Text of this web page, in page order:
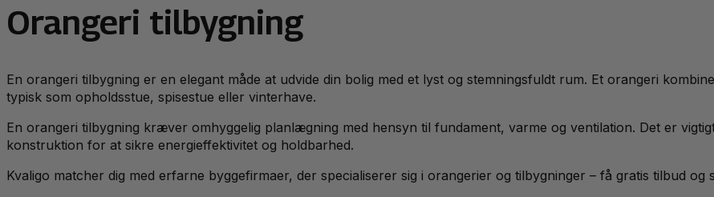
Orangeri tilbygning
En orangeri tilbygning er en elegant måde at udvide din bolig med et lyst og stemningsfuldt rum. Et orangeri
typisk som opholdsstue, spisestue eller vinterhave.
En orangeri tilbygning kræver omhyggelig planlægning med hensyn til fundament, varme og ventilation. Det er
konstruktion for at sikre energieffektivitet og holdbarhed.
Kvaligo matcher dig med erfarne byggefirmaer, der specialiserer sig i orangerier og tilbygninger – få gratis tilbud og